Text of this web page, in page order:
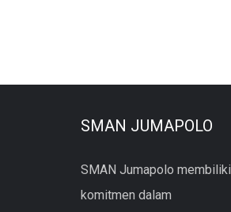
SMAN JUMAPOLO
SMAN Jumapolo membiliki
komitmen dalam